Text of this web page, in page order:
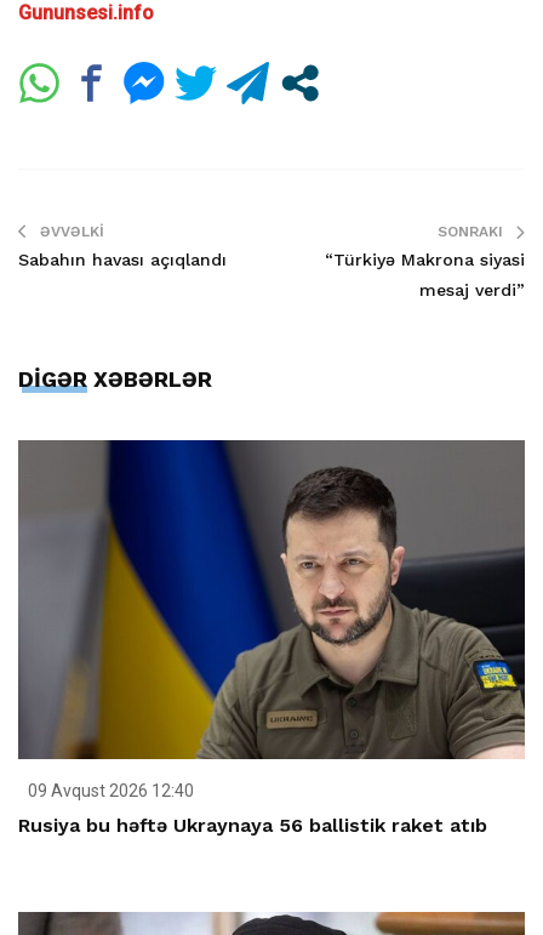
Gununsesi.info
ƏVVƏLKI
Sabahın havası açıqlandı
SONRAKI
“Türkiyə Makrona siyasi
mesaj verdi”
DİGƏR XƏBƏRLƏR
09 Avqust 2026 12:40
Rusiya bu həftə Ukraynaya 56 ballistik raket atıb